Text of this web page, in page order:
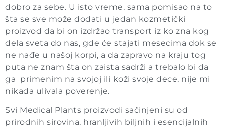
dobro za sebe. U isto vreme, sama pomisao na to
šta se sve može dodati u jedan kozmetički
proizvod da bi on izdržao transport iz ko zna kog
dela sveta do nas, gde će stajati mesecima dok se
ne nađe u našoj korpi, a da zapravo na kraju tog
puta ne znam šta on zaista sadrži a trebalo bi da
ga primenim na svojoj ili koži svoje dece, nije mi
nikada ulivala poverenje.
Svi Medical Plants proizvodi sačinjeni su od
prirodnih sirovina, hranljivih biljnih i esencijalnih